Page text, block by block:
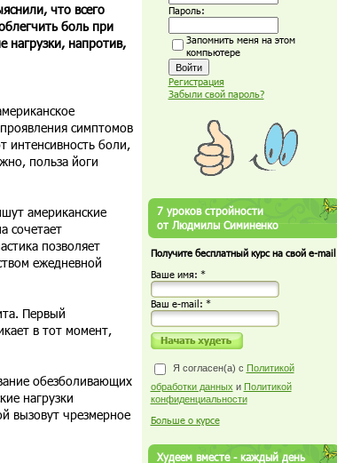
что всего
боль при
нагрузки, напротив,
симптомов
интенсивность боли,
польза йоги
американские
сочетает
позволяет
ежедневной
Первый
в тот момент,
обезболивающих
нагрузки
вызовут чрезмерное
Пароль:
Запомнить меня на этом
компьютере
Регистрация
Забыли свой пароль?
7 уроков стройности
от Людмилы Симиненко
Получите бесплатный курс на свой e-mail
Ваше имя: *
Ваш е-mail: *
Я согласен(а) с Политикой
обработки данных и Политикой
конфиденциальности
Больше о курсе
Худеем вместе - каждый день